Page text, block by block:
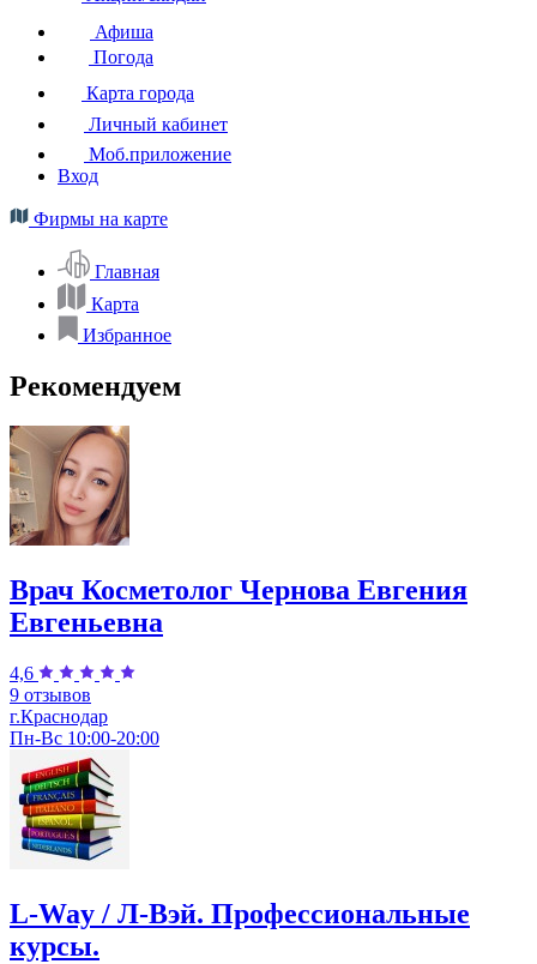
Афиша
Погода
Карта города
Личный кабинет
Моб.приложение
Вход
Фирмы на карте
Главная
Карта
Избранное
Рекомендуем
Врач Косметолог Чернова Евгения
Евгеньевна
4,6
9 отзывов
г.Краснодар
Пн-Вс 10:00-20:00
L-Way / Л-Вэй. Профессиональные
курсы.